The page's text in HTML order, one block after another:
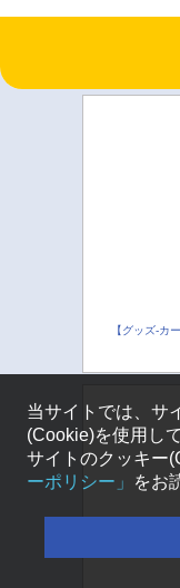
【グッズ-カ
当サイトでは、サ
(Cookie)を使用し
サイトのクッキー
ーポリシー」
をお